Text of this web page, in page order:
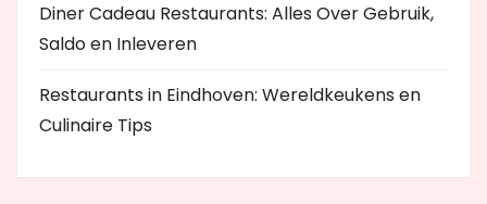
Diner Cadeau Restaurants: Alles Over Gebruik,
Saldo en Inleveren
Restaurants in Eindhoven: Wereldkeukens en
Culinaire Tips